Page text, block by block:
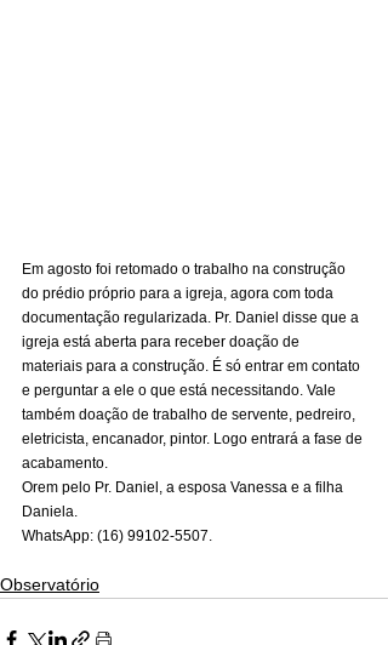
Em agosto foi retomado o trabalho na construção
do prédio próprio para a igreja, agora com toda
documentação regularizada. Pr. Daniel disse que a
igreja está aberta para receber doação de
materiais para a construção. É só entrar em contato
e perguntar a ele o que está necessitando. Vale
também doação de trabalho de servente, pedreiro,
eletricista, encanador, pintor. Logo entrará a fase de
acabamento.
Orem pelo Pr. Daniel, a esposa Vanessa e a filha
Daniela.
WhatsApp: (16) 99102-5507.
Observatório